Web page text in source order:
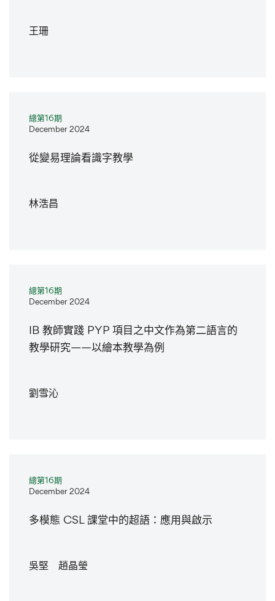
王珊
總第16期
December 2024
從變易理論看識字教學
林浩昌
總第16期
December 2024
IB 教師實踐 PYP 項目之中文作為第二語言的
教學研究——以繪本教學為例
劉雪沁
總第16期
December 2024
多模態 CSL 課堂中的超語：應用與啟示
吳堅 趙晶瑩